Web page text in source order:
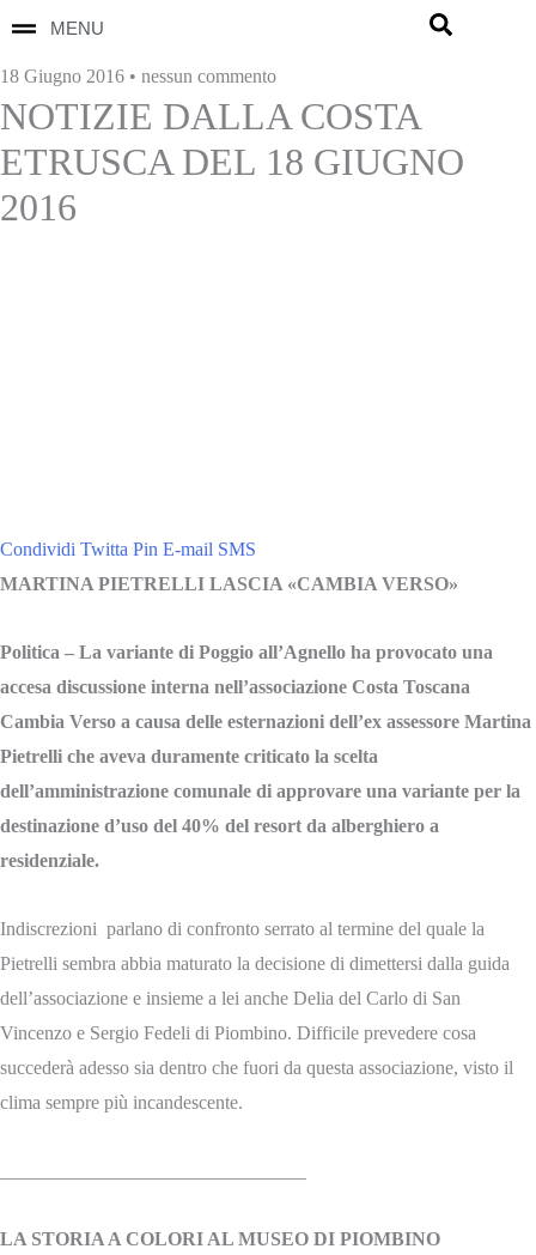
MENU
18 Giugno 2016 • nessun commento
NOTIZIE DALLA COSTA
ETRUSCA DEL 18 GIUGNO
2016
Condividi Twitta Pin E-mail SMS
MARTINA PIETRELLI LASCIA «CAMBIA VERSO»
Politica – La variante di Poggio all’Agnello ha provocato una
accesa discussione interna nell’associazione Costa Toscana
Cambia Verso a causa delle esternazioni dell’ex assessore Martina
Pietrelli che aveva duramente criticato la scelta
dell’amministrazione comunale di approvare una variante per la
destinazione d’uso del 40% del resort da alberghiero a
residenziale.
Indiscrezioni parlano di confronto serrato al termine del quale la
Pietrelli sembra abbia maturato la decisione di dimettersi dalla guida
dell’associazione e insieme a lei anche Delia del Carlo di San
Vincenzo e Sergio Fedeli di Piombino. Difficile prevedere cosa
succederà adesso sia dentro che fuori da questa associazione, visto il
clima sempre più incandescente.
LA STORIA A COLORI AL MUSEO DI PIOMBINO